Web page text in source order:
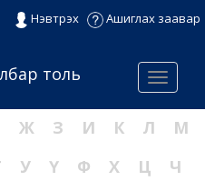
Нэвтрэх Ашиглах заавар
Menu
толь
Ж З И К Л
М
У Ү Ф Х Ц
Ч